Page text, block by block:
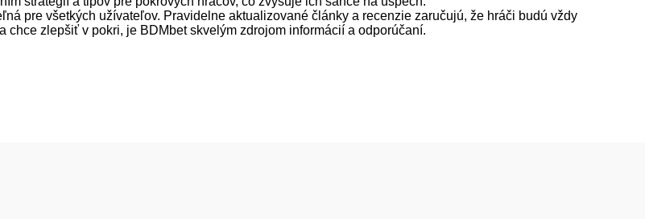
pre všetkých užívateľov. Pravidelne aktualizované články a recenzie zaručujú, že hráči budú vždy
zlepšiť v pokri, je BDMbet skvelým zdrojom informácií a odporúčaní.